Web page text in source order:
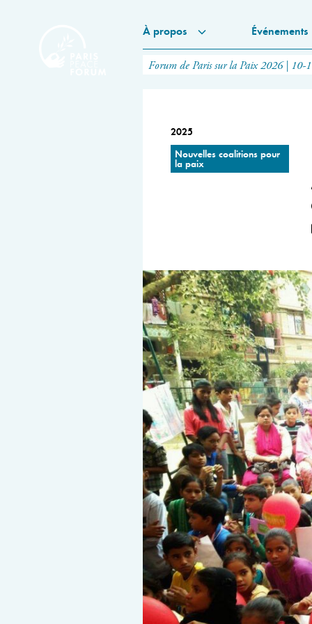
À propos Événements
Forum de Paris sur la Paix 2026 | 10-
2025
Nouvelles coalitions pour
la paix